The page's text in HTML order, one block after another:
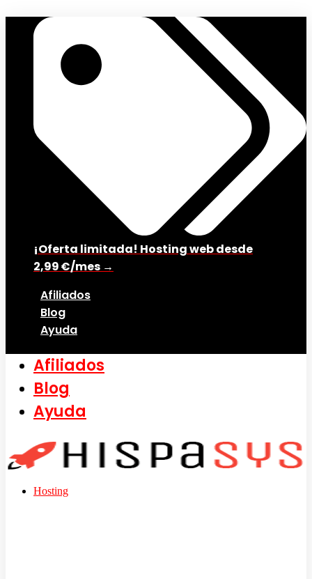
¡Oferta limitada! Hosting web desde
2,99 €/mes →
Afiliados
Blog
Ayuda
Afiliados
Blog
Ayuda
Hosting